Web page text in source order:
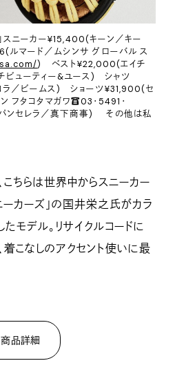
スニーカー¥15,400(キーン／キー
ルマード／ムシンサ グローバル ス
) ベスト¥22,000(エイチ
ビューティー&ユース) シャツ
ラ／ビームス) ショーツ¥31,900(セ
フタコタマガワ☎️03・5491・
ンセレラ／真下商事) その他は私
こちらは世界中からスニーカー
ーカーズ」の国井栄之氏がカラ
モデル。リサイクルコードに
着こなしのアクセント使いに最
商品詳細